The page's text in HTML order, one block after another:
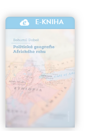
E-KNIHA